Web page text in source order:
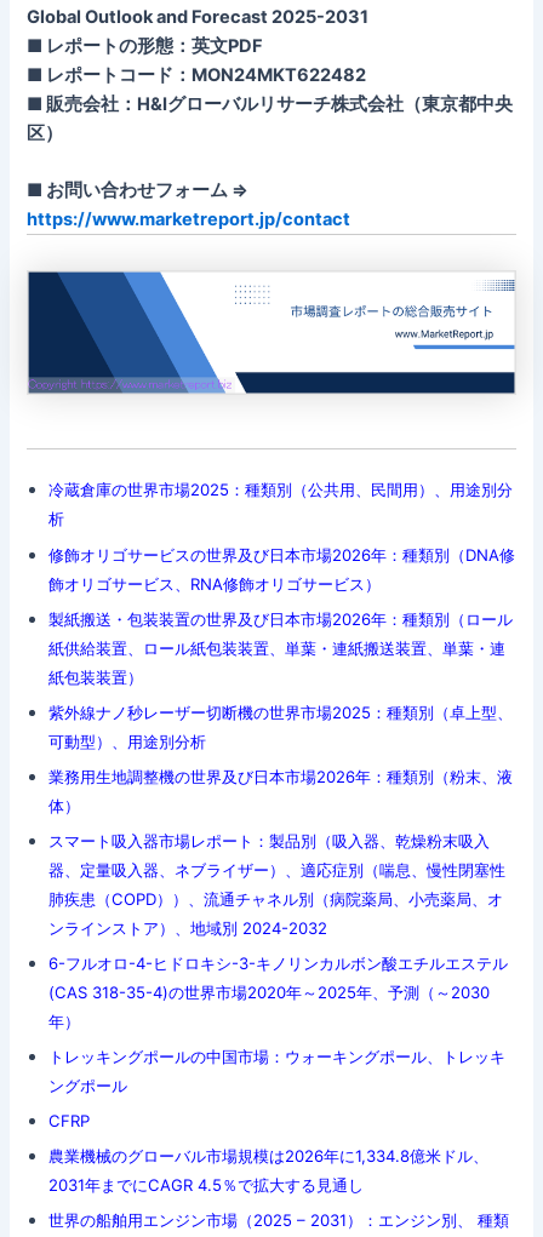
Global Outlook and Forecast 2025-2031
■ レポートの形態：英文PDF
■ レポートコード：MON24MKT622482
■ 販売会社：H&Iグローバルリサーチ株式会社（東京都中央
区）
■ お問い合わせフォーム ⇒
https://www.marketreport.jp/contact
冷蔵倉庫の世界市場2025：種類別（公共用、民間用）、用途別分
析
修飾オリゴサービスの世界及び日本市場2026年：種類別（DNA修
飾オリゴサービス、RNA修飾オリゴサービス）
製紙搬送・包装装置の世界及び日本市場2026年：種類別（ロール
紙供給装置、ロール紙包装装置、単葉・連紙搬送装置、単葉・連
紙包装装置）
紫外線ナノ秒レーザー切断機の世界市場2025：種類別（卓上型、
可動型）、用途別分析
業務用生地調整機の世界及び日本市場2026年：種類別（粉末、液
体）
スマート吸入器市場レポート：製品別（吸入器、乾燥粉末吸入
器、定量吸入器、ネブライザー）、適応症別（喘息、慢性閉塞性
肺疾患（COPD））、流通チャネル別（病院薬局、小売薬局、オ
ンラインストア）、地域別 2024-2032
6-フルオロ-4-ヒドロキシ-3-キノリンカルボン酸エチルエステル
(CAS 318-35-4)の世界市場2020年～2025年、予測（～2030
年）
トレッキングポールの中国市場：ウォーキングポール、トレッキ
ングポール
CFRP
農業機械のグローバル市場規模は2026年に1,334.8億米ドル、
2031年までにCAGR 4.5％で拡大する見通し
世界の船舶用エンジン市場（2025 – 2031）：エンジン別、 種類